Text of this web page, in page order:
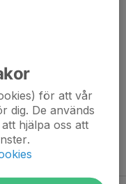
korv, toast
för att vår
dig. De används
hjälpa oss att